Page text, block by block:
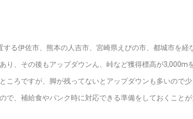
る伊佐市、熊本の人吉市、宮崎県えびの市、都城市を経
り、その後もアップダウンん、峠など獲得標高が3,000m
ころですが、脚が残ってないとアップダウンも多いので
で、補給食やパンク時に対応できる準備をしておくこと